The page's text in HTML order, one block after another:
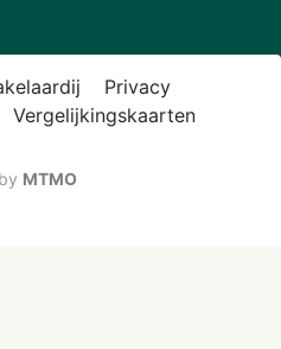
Privacy
Vergelijkingskaarten
MTMO